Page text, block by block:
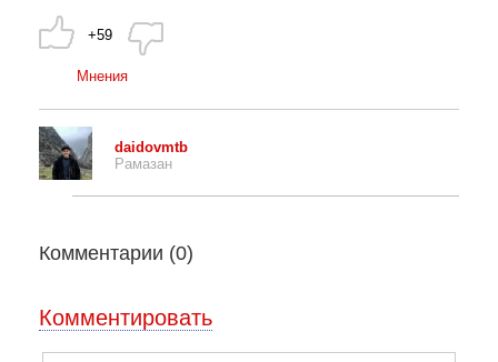
+59
Мнения
daidovmtb
Рамазан
Комментарии (0)
Комментировать